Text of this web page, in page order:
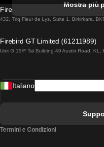
Treni Da
Treni Da
Mostra più
Firebird GT Limited (OC 1451)
432, Triq Fleur de Lys, Suite 1, Birkirkara,
Firebird GT Limited (61211989)
Unit G 15/F Tal Building 49 Austin Road, KL,
Italiano
Termini e Condizioni